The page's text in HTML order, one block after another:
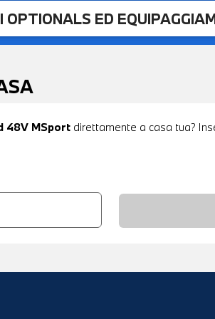
OPTIONALS ED
48V MSport direttamente a casa tua?